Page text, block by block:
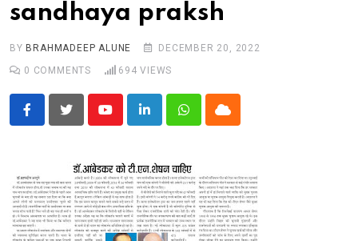
jaan video album
Shop
Contact Us
गांधी है तो भारत है
sandhaya praksh
BY BRAHMADEEP ALUNE
DECEMBER 20, 2022
0 COMMENTS 694 VIEWS
YoutubeLinkedInWhatsappCloud